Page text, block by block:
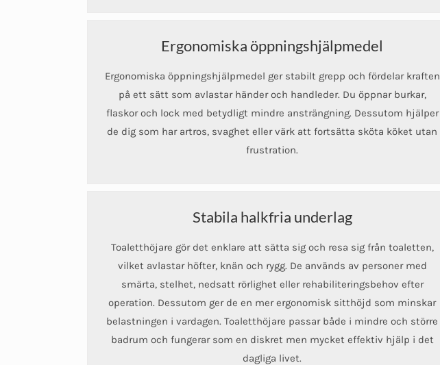
Ergonomiska öppningshjälpmedel
Ergonomiska öppningshjälpmedel ger stabilt grepp och fördelar kraften
på ett sätt som avlastar händer och handleder. Du öppnar burkar,
flaskor och lock med betydligt mindre ansträngning. Dessutom hjälper
de dig som har artros, svaghet eller värk att fortsätta sköta köket utan
frustration.
Stabila halkfria underlag
Toaletthöjare gör det enklare att sätta sig och resa sig från toaletten,
vilket avlastar höfter, knän och rygg. De används av personer med
smärta, stelhet, nedsatt rörlighet eller rehabiliteringsbehov efter
operation. Dessutom ger de en mer ergonomisk sitthöjd som minskar
belastningen i vardagen. Toaletthöjare passar både i mindre och större
badrum och fungerar som en diskret men mycket effektiv hjälp i det
dagliga livet.